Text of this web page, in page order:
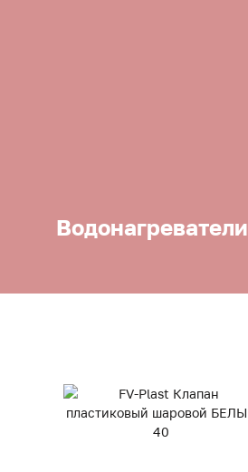
Водонагреватели